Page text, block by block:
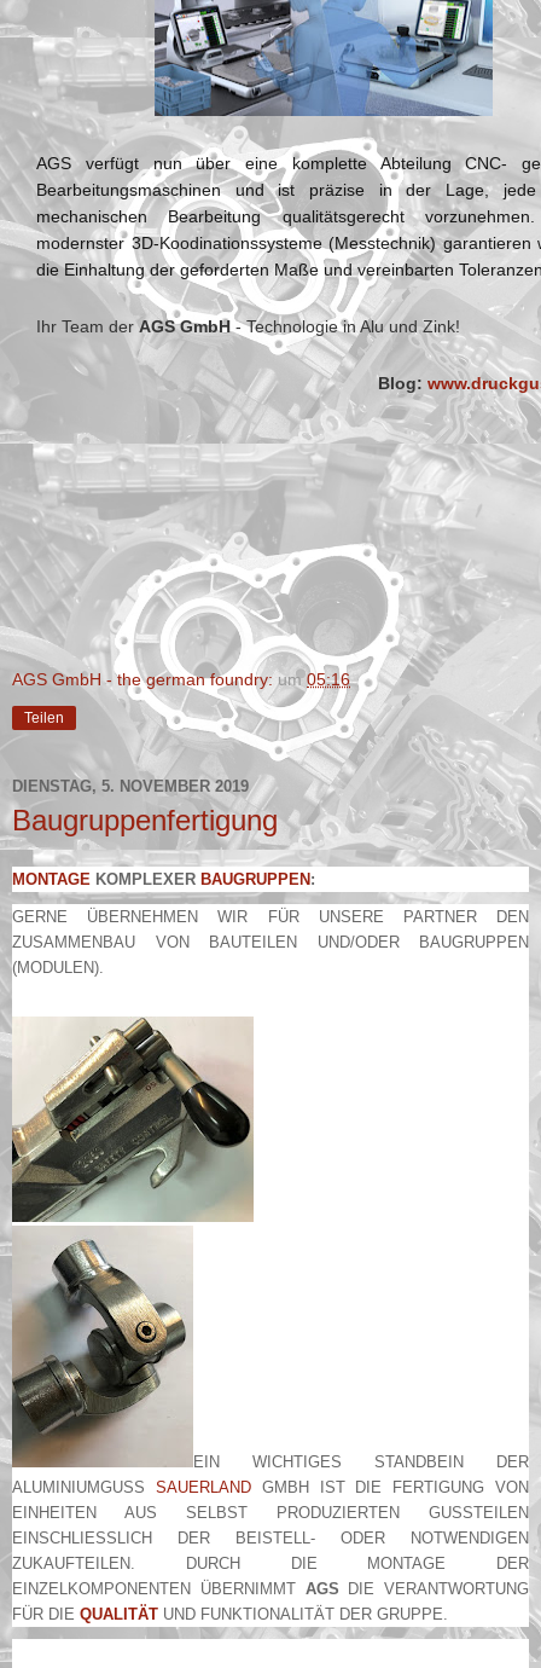
AGS verfügt nun über eine komplette Abteilung CNC-
Bearbeitungsmaschinen und ist präzise in der Lage,
mechanischen Bearbeitung qualitätsgerecht
modernster 3D-Koodinationssysteme (Messtechnik) garantieren
die Einhaltung der geforderten Maße und vereinbarten
Ihr Team derAGS GmbH - Technologie in Alu und Zink!
Blog:
AGS GmbH - the german foundry: um05:16
Teilen
DIENSTAG, 5. NOVEMBER 2019
Baugruppenfertigung
MONTAGE KOMPLEXER BAUGRUPPEN:
GERNE ÜBERNEHMEN WIR FÜR UNSERE PARTNER DEN
ZUSAMMENBAU VON BAUTEILEN UND/ODER BAUGRUPPEN
(MODULEN).
EIN WICHTIGES STANDBEIN DER
ALUMINIUMGUSS SAUERLANDGMBH IST DIE FERTIGUNG VON
EINHEITEN AUS SELBST PRODUZIERTEN GUSSTEILEN
EINSCHLIESSLICH DER BEISTELL- ODER NOTWENDIGEN Z
UKAUFTEILEN. DURCH DIE MONTAGE DER E
INZELKOMPONENTEN ÜBERNIMMT AGS DIE VERANTWORTUNG
FÜR DIE QUALITÄT UND FUNKTIONALITÄT DER GRUPPE.